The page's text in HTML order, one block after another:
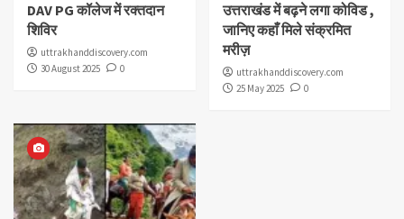
DAV PG कॉलेज में रक्तदान
शिविर
uttrakhanddiscovery.com
30 August 2025
0
उत्तराखंड में बढ़ने लगा कोविड ,
जानिए कहाँ मिले संक्रमित
मरीज़
uttrakhanddiscovery.com
25 May 2025
0